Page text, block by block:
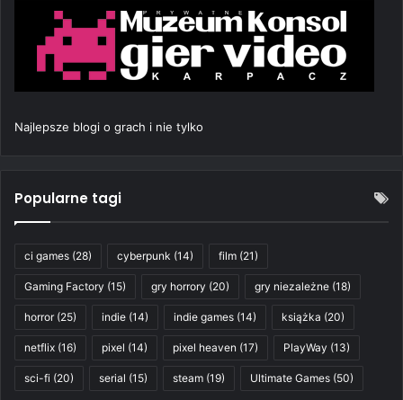
Najlepsze blogi o grach i nie tylko
Popularne tagi
ci games (28) cyberpunk (14) film (21)
Gaming Factory (15) gry horrory (20) gry niezależne (18)
horror(25) indie (14) indie games (14) książka (20)
netflix (16) pixel (14) pixel heaven (17) PlayWay (13)
sci-fi (20) serial (15) steam (19) Ultimate Games (50)